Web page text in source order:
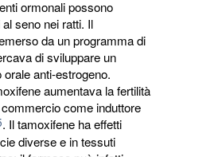
ormonali possono
seno nei ratti. Il
da un programma di
di sviluppare un
anti-estrogeno.
aumentava la fertilità
come induttore
. Il tamoxifene ha effetti
diverse e in tessuti